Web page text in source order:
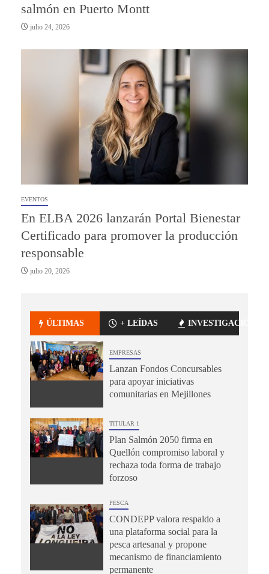
salmón en Puerto Montt
julio 24, 2026
EVENTOS
En ELBA 2026 lanzarán Portal Bienestar
Certificado para promover la producción
responsable
julio 20, 2026
ÚLTIMAS + LEÍDAS INVESTIGACIÓN
EMPRESAS
Lanzan Fondos Concursables
para apoyar iniciativas
comunitarias en Mejillones
TITULAR 1
Plan Salmón 2050 firma en
Quellón compromiso laboral y
rechaza toda forma de trabajo
forzoso
PESCA
CONDEPP valora respaldo a
una plataforma social para la
pesca artesanal y propone
mecanismo de financiamiento
permanente